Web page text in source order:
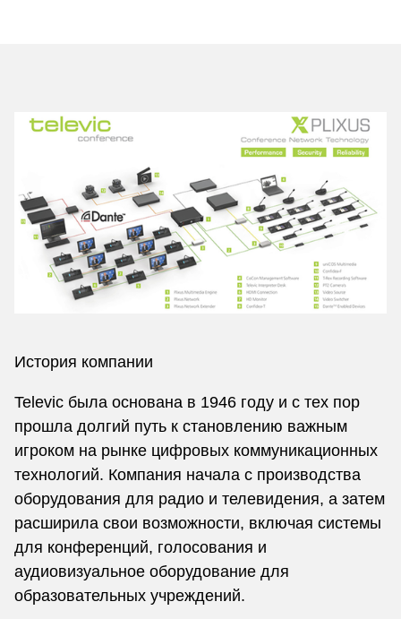
История компании
Televic была основана в 1946 году и с тех пор
прошла долгий путь к становлению важным
игроком на рынке цифровых коммуникационных
технологий. Компания начала с производства
оборудования для радио и телевидения, а затем
расширила свои возможности, включая системы
для конференций, голосования и
аудиовизуальное оборудование для
образовательных учреждений.